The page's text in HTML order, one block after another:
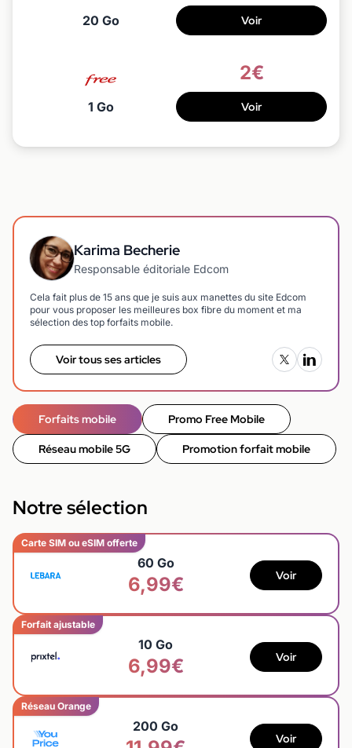
20 Go Voir
1 Go
2€
Voir
Karima Becherie
Responsable éditoriale Edcom
Cela fait plus de 15 ans que je suis aux manettes du site Edcom
pour vous proposer les meilleures box fibre du moment et ma
sélection des top forfaits mobile.
Voir tous ses articles
Forfaits mobile Promo Free Mobile
Réseau mobile 5G Promotion forfait mobile
Notre sélection
Carte SIM ou eSIM offerte
60 Go
6,99€ Voir
Forfait ajustable
10 Go
6,99€ Voir
Réseau Orange
200 Go
Voir